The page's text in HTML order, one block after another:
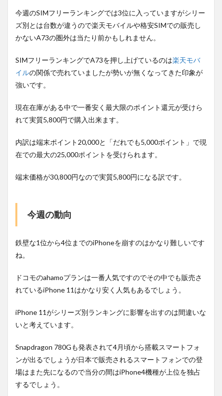
今週のSIMフリーランキングでは3位に入っていますがシリー
ズ別とは台数が違うので楽天モバイルや格安SIMでの販売し
かないA73の圏外は当たり前かもしれません。
SIMフリーランキングでA73を押し上げているのは楽天モバ
イルの関係で売れていましたが勢いが無くなってきた印象が
強いです。
現在在庫がある中で一番安く最大限のポイント還元が受けら
れて実質5,800円で購入出来ます。
内訳は端末ポイント20,000と「だれでも5,000ポイント」で現
在での最大の25,000ポイントを受けられます。
端末価格が30,800円なので実質5,800円になる訳です。
今週の動向
鉄壁な1位から4位までのiPhoneを崩すのはかなり難しいです
ね。
ドコモのahamoプランは一番人気ですのでその中でも販売さ
れているiPhone 11はかなり安く人気もあるでしょう。
iPhone 11がシリーズ別ランキングに影響を出すのは間違いな
いと考えています。
Snapdragon 780Gも発表されて4月頃から搭載スマートフォ
ンが出るでしょうが日本で販売されるスマートフォンでの登
場はまた先になるので当分の間はiPhone4機種が上位を独占
するでしょう。